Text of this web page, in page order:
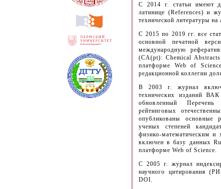
С 2014 г. статьи имеют
латинице (References) и
технической литературы
C 2015 по 2019 гг. все
основной печатной
международную
(CA(pt): Chemical
платформе Web of
редакционной коллегии
В 2003 г. журнал
технических изданий
обновленный
рейтинговых
опубликованы основные
ученых степеней
физико-математическим
включен в базу данных
платформе Web of Science.
С 2005 г. журнал
научного цитирования
DOI.